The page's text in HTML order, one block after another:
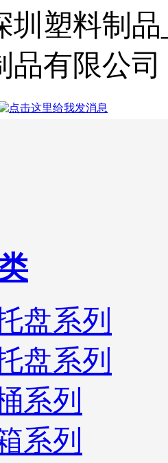
圳塑料制
品有限公司
盘系列
盘系列
系列
系列